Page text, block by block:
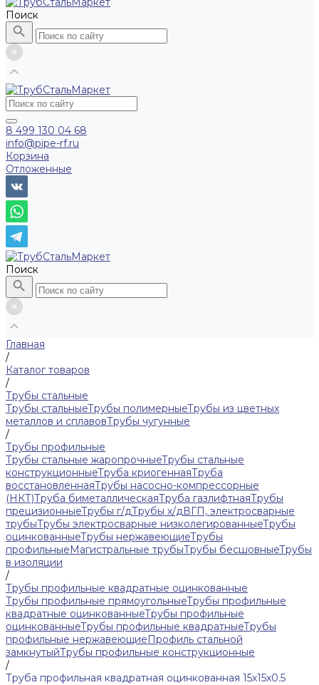
Поиск
8 499 130 04 68
info@pipe-rf.ru
Корзина
Отложенные
Поиск
Главная
/
Каталог товаров
/
Трубы стальные
Трубы стальныеТрубы полимерныеТрубы из цветных
металлов и сплавовТрубы чугунные
/
Трубы профильные
Трубы стальные жаропрочныеТрубы стальные
конструкционныеТруба криогеннаяТруба
восстановленнаяТрубы насосно-компрессорные
(НКТ)Труба биметаллическаяТруба газлифтнаяТрубы
прецизионныеТрубы г/дТрубы х/дВГП, электросварные
трубыТрубы электросварные низколегированныеТрубы
оцинкованныеТрубы нержавеющиеТрубы
профильныеМагистральные трубыТрубы бесшовныеТрубы
в изоляции
/
Трубы профильные квадратные оцинкованные
Трубы профильные прямоугольныеТрубы профильные
квадратные оцинкованныеТрубы профильные
оцинкованныеТрубы профильные квадратныеТрубы
профильные нержавеющиеПрофиль стальной
замкнутыйТрубы профильные конструкционные
/
Труба профильная квадратная оцинкованная 15х15х0.5